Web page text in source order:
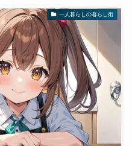
一人暮らしの暮らし術